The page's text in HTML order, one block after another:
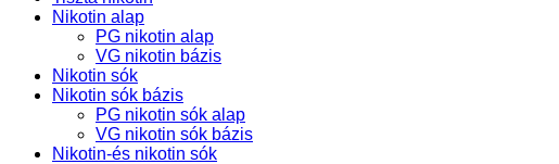
Nikotin alap
PG nikotin alap
VG nikotin bázis
Nikotin sók
Nikotin sók bázis
PG nikotin sók alap
VG nikotin sók bázis
Nikotin-és nikotin sók